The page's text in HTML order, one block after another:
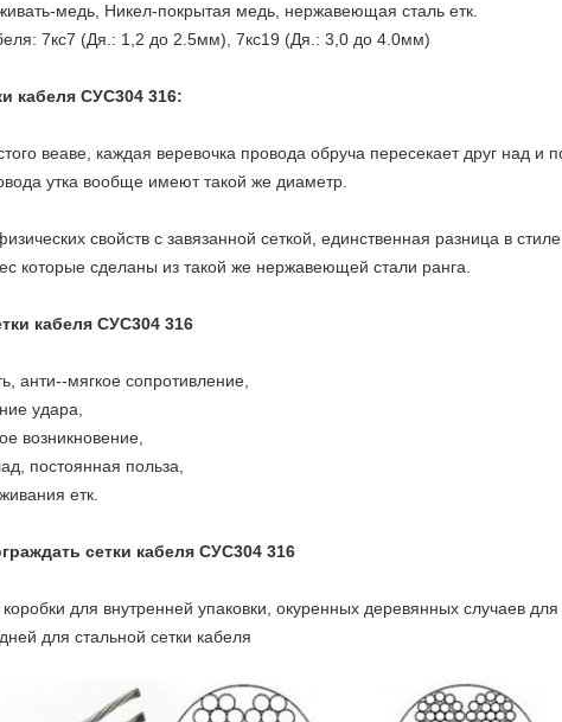
медь, Никел-покрытая медь, нержавеющая сталь етк.
7кс7 (Дя.: 1,2 до 2.5мм), 7кс19 (Дя.: 3,0 до 4.0мм)
кабеля СУС304 316:
веаве, каждая веревочка провода обруча пересекает друг над и
утка вообще имеют такой же диаметр.
свойств с завязанной сеткой, единственная разница в
которые сделаны из такой же нержавеющей стали ранга.
кабеля СУС304 316
анти--мягкое сопротивление,
удара,
возникновение,
постоянная польза,
етк.
сетки кабеля СУС304 316
для внутренней упаковки, окуренных деревянных случаев для
для стальной сетки кабеля